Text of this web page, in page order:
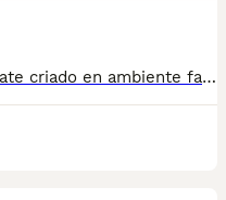
Teckel Kaninchen Macho chocolate criado en ambiente familiar se entrega con cartilla sanitaria vacuna chip desparasitación con garantía víricas y congenitas